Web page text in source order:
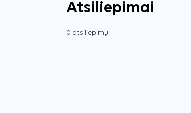
Atsiliepimai
0 atsiliepimų